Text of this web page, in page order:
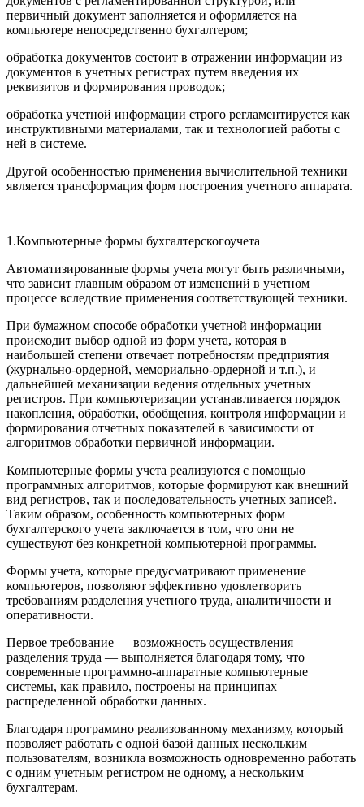
первичный документ заполняется и оформляется на
компьютере непосредственно бухгалтером;
обработка документов состоит в отражении информации из
документов в учетных регистрах путем введения их
реквизитов и формирования проводок;
обработка учетной информации строго регламентируется как
инструктивными материалами, так и технологией работы с
ней в системе.
Другой особенностью применения вычислительной техники
является трансформация форм построения учетного аппарата.
1.Компьютерные формы бухгалтерскогоучета
Автоматизированные формы учета могут быть различными,
что зависит главным образом от изменений в учетном
процессе вследствие применения соответствующей техники.
При бумажном способе обработки учетной информации
происходит выбор одной из форм учета, которая в
наибольшей степени отвечает потребностям предприятия
(журнально-ордерной, мемориально-ордерной и т.п.), и
дальнейшей механизации ведения отдельных учетных
регистров. При компьютеризации устанавливается порядок
накопления, обработки, обобщения, контроля информации и
формирования отчетных показателей в зависимости от
алгоритмов обработки первичной информации.
Компьютерные формы учета реализуются с помощью
программных алгоритмов, которые формируют как внешний
вид регистров, так и последовательность учетных записей.
Таким образом, особенность компьютерных форм
бухгалтерского учета заключается в том, что они не
существуют без конкретной компьютерной программы.
Формы учета, которые предусматривают применение
компьютеров, позволяют эффективно удовлетворить
требованиям разделения учетного труда, аналитичности и
оперативности.
Первое требование — возможность осуществления
разделения труда — выполняется благодаря тому, что
современные программно-аппаратные компьютерные
системы, как правило, построены на принципах
распределенной обработки данных.
Благодаря программно реализованному механизму, который
позволяет работать с одной базой данных нескольким
пользователям, возникла возможность одновременно работать
с одним учетным регистром не одному, а нескольким
бухгалтерам.